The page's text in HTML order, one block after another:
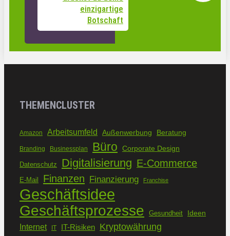
einzigartige
Botschaft
THEMENCLUSTER
Amazon Arbeitsumfeld Außenwerbung Beratung
Branding Businessplan Büro Corporate Design
Datenschutz Digitalisierung E-Commerce
E-Mail Finanzen Finanzierung Franchise
Geschäftsidee
Geschäftsprozesse Gesundheit Ideen
Internet IT IT-Risiken Kryptowährung